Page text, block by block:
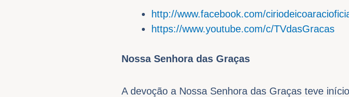
http://www.facebook.com/
https://www.youtube.com/c/TVdasGracas
Nossa Senhora das Graças
A devoção a Nossa Senhora das Graças teve